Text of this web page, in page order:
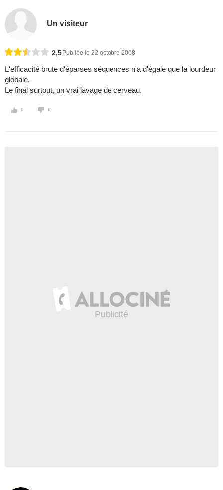
Un visiteur
2,5 Publiée le 22 octobre 2008
L'efficacité brute d'éparses séquences n'a d'égale que la lourdeur
globale.
Le final surtout, un vrai lavage de cerveau.
0 0